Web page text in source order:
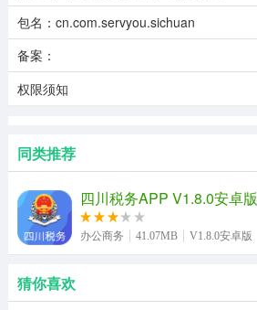
包名：cn.com.servyou.sichuan
备案：
权限须知
同类推荐
四川税务APP V1.8.0安卓版
办公商务 41.07MB V1.8.0安卓版
猜你喜欢